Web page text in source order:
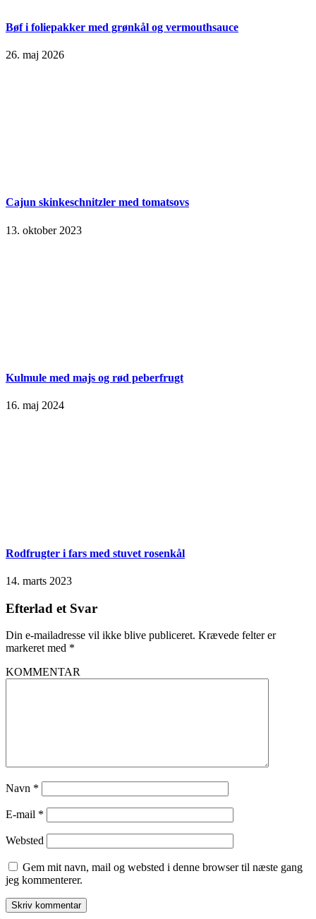
Bøf i foliepakker med grønkål og vermouthsauce
26. maj 2026
Cajun skinkeschnitzler med tomatsovs
13. oktober 2023
Kulmule med majs og rød peberfrugt
16. maj 2024
Rodfrugter i fars med stuvet rosenkål
14. marts 2023
Efterlad et Svar
Din e-mailadresse vil ikke blive publiceret. Krævede felter er
markeret med *
KOMMENTAR
Navn *
E-mail *
Websted
Gem mit navn, mail og websted i denne browser til næste gang
jeg kommenterer.